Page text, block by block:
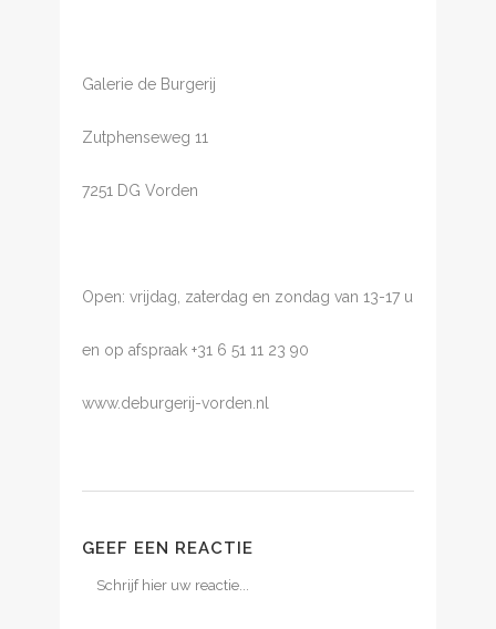
Galerie de Burgerij
Zutphenseweg 11
7251 DG Vorden
Open: vrijdag, zaterdag en zondag van 13-17 u
en op afspraak +31 6 51 11 23 90
www.deburgerij-vorden.nl
GEEF EEN REACTIE